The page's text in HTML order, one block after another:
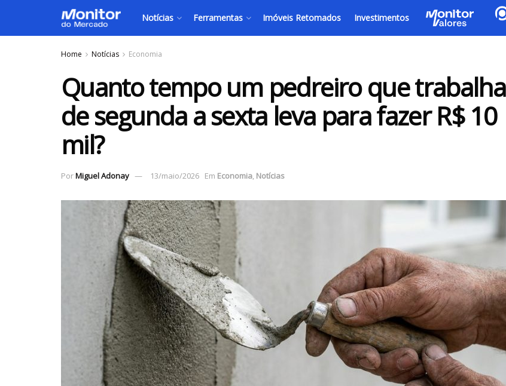
Notícias Ferramentas Imóveis Retomados Investimentos
Home Notícias Economia
Quanto tempo um pedreiro que trabalha
de segunda a sexta leva para fazer R$ 10
mil?
PorMiguel Adonay 13/maio/2026 Em Economia, Notícias